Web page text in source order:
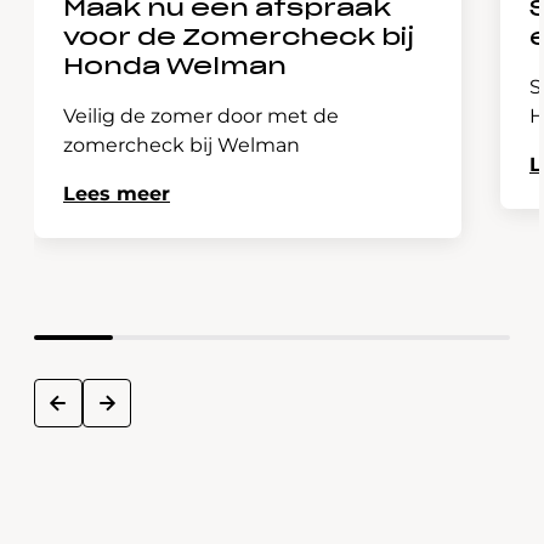
Maak nu een afspraak
voor de Zomercheck bij
Honda Welman
Veilig de zomer door met de
zomercheck bij Welman
Lees meer
prev next